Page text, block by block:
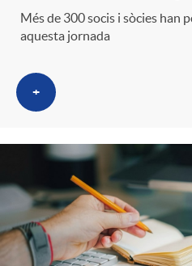
Més de 300 socis i sòcies han
aquesta jornada
+